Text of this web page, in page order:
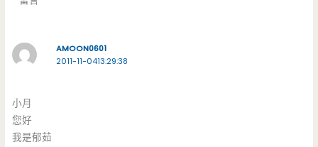
AMOON0601
2011-11-0413:29:38
小月
您好
我是郁茹